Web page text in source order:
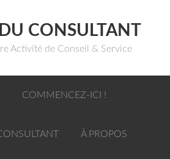
CONSULTANT
Activité de Conseil & Service
COMMENCEZ-ICI !
À PROPOS